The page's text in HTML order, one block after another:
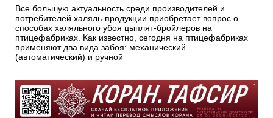
Все большую актуальность среди производителей и
потребителей халяль-продукции приобретает вопрос о
способах халяльного убоя цыплят-бройлеров на
птицефабриках. Как известно, сегодня на птицефабриках
применяют два вида забоя: механический
(автоматический) и ручной